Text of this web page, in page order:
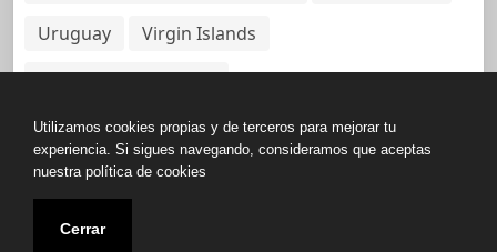
Uruguay
Virgin Islands
Virgin Islands, British
Copyright © All rights reserved.
Utilizamos cookies propias y de terceros para mejorar tu
experiencia. Si sigues navegando, consideramos que aceptas
nuestra política de cookies
Cerrar